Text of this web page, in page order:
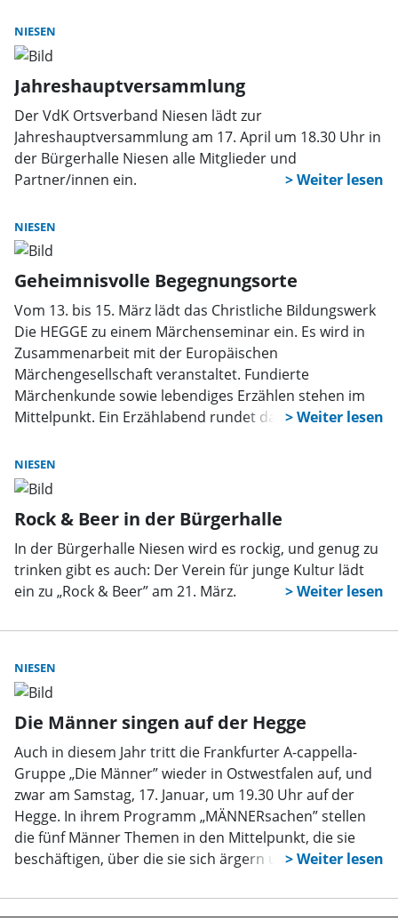
NIESEN
Jahreshauptversammlung
Der VdK Ortsverband Niesen lädt zur
Jahreshauptversammlung am 17. April um 18.30 Uhr in
der Bürgerhalle Niesen alle Mitglieder und
Partner/innen ein.
NIESEN
Geheimnisvolle Begegnungsorte
Vom 13. bis 15. März lädt das Christliche Bildungswerk
Die HEGGE zu einem Märchenseminar ein. Es wird in
Zusammenarbeit mit der Europäischen
Märchengesellschaft veranstaltet. Fundierte
Märchenkunde sowie lebendiges Erzählen stehen im
Mittelpunkt. Ein Erzählabend rundet das Wochenende
NIESEN
Rock & Beer in der Bürgerhalle
In der Bürgerhalle Niesen wird es rockig, und genug zu
trinken gibt es auch: Der Verein für junge Kultur lädt
ein zu „Rock & Beer” am 21. März.
NIESEN
Die Männer singen auf der Hegge
Auch in diesem Jahr tritt die Frankfurter A-cappella-
Gruppe „Die Männer” wieder in Ostwestfalen auf, und
zwar am Samstag, 17. Januar, um 19.30 Uhr auf der
Hegge. In ihrem Programm „MÄNNERsachen” stellen
die fünf Männer Themen in den Mittelpunkt, die sie
beschäftigen, über die sie sich ärgern und die ihnen
aber auch ironisiert und hinterfragt.